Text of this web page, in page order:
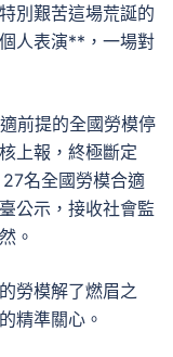
別艱苦這場荒誕的
人表演**，一場對
前提的全國勞模停
上報，終極斷定
名全國勞模合適
公示，接收社會監
。
勞模解了燃眉之
精準關心。